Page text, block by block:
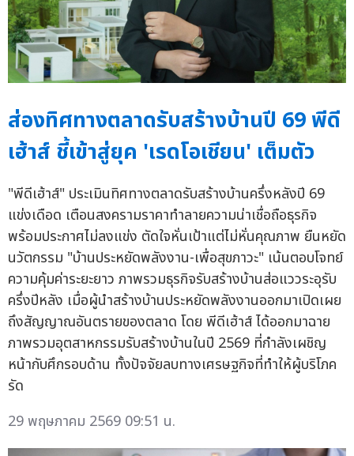
ส่องทิศทางตลาดรับสร้างบ้านปี 69 พีดี
เฮ้าส์ ชี้เข้าสู่ยุค 'เรดโอเชียน' เต็มตัว
"พีดีเฮ้าส์" ประเมินทิศทางตลาดรับสร้างบ้านครึ่งหลังปี 69
แข่งเดือด เตือนสงครามราคาทำลายความน่าเชื่อถือธุรกิจ
พร้อมประกาศไม่ลงแข่ง ตัดใจหั่นเป้าแต่ไม่หั่นคุณภาพ ยืนหยัด
นวัตกรรม "บ้านประหยัดพลังงาน-เพื่อสุขภาวะ" เน้นตอบโจทย์
ความคุ้มค่าระยะยาว ภาพรวมธุรกิจรับสร้างบ้านส่อแววระอุรับ
ครึ่งปีหลัง เมื่อผู้นำสร้างบ้านประหยัดพลังงานออกมาเปิดเผย
ถึงสัญญาณอันตรายของตลาด โดย พีดีเฮ้าส์ ได้ออกมาฉาย
ภาพรวมอุตสาหกรรมรับสร้างบ้านในปี 2569 ที่กำลังเผชิญ
หน้ากับศึกรอบด้าน ทั้งปัจจัยลบทางเศรษฐกิจที่ทำให้ผู้บริโภค
รัด
29 พฤษภาคม 2569 09:51 น.